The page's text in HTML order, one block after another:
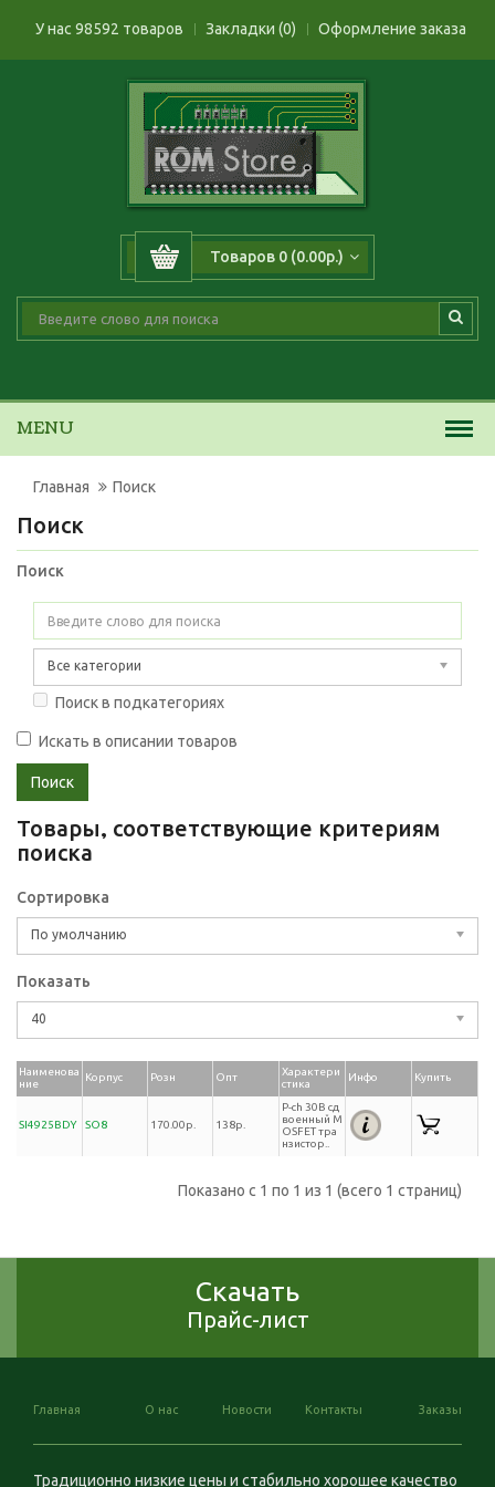
У нас 98592 товаров Закладки (0) Оформление заказа
Товаров 0 (0.00р.)
MENU
Поиск
Главная Поиск
Поиск
Все категории
Поиск в подкатегориях
Искать в описании товаров
Товары, соответствующие критериям
поиска
Сортировка
По умолчанию
Показать
40
Наименова
ние
Корпус Розн Опт
Характери
стика
Инфо Купить
SI4925BDY SO8 170.00р. 138р.
P-ch 30В сд
военный M
OSFET тра
нзистор..
Показано с 1 по 1 из 1 (всего 1 страниц)
Скачать
Прайс-лист
Главная О нас Новости Контакты Заказы
Традиционно низкие цены и стабильно хорошее качество